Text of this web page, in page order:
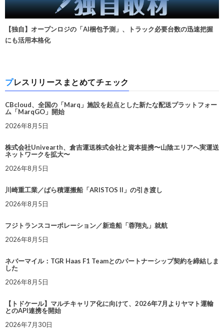
【独自】オープンロジの「AI梱包予測」、トラック必要台数の迅速把握
にも活用本格化
プレスリリースまとめてチェック
CBcloud、全国の「Marq」施設を起点とした新たな配送プラットフォー
ム「MarqGO」開始
2026年8月5日
株式会社Univearth、倉吉運送株式会社と資本提携〜山陰エリアへ実運送
ネットワークを拡大〜
2026年8月5日
川崎重工業／ばら積運搬船「ARISTOS II」の引き渡し
2026年8月5日
フジトランスコーポレーション／新造船「蓉翔丸」就航
2026年8月5日
ネバーマイル：TGR Haas F1 Teamとのパートナーシップ契約を締結しま
した
2026年8月5日
【トドケール】マルチキャリア化に向けて、2026年7月よりヤマト運輸
とのAPI連携を開始
2026年7月30日